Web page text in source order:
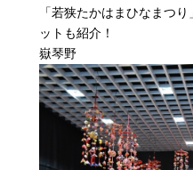
「若狭たかはまひなまつ
ットも紹介！
嶽琴野